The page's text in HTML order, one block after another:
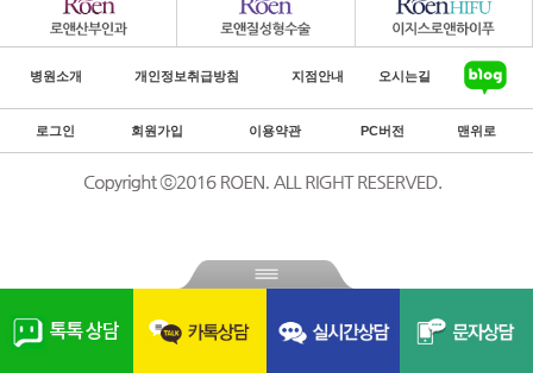
병원소개 개인정보취급방침 지점안내 오시는길
로그인 회원가입 이용약관 PC버전 맨위로